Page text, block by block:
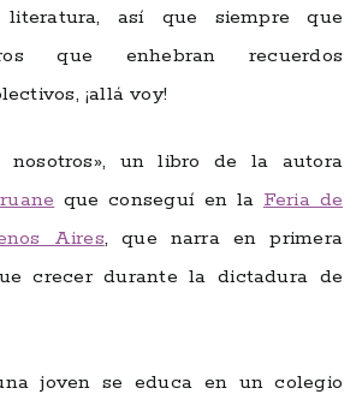
así que siempre que
que enhebran recuerdos
¡allá voy!
nosotros», un libro de la autora
que conseguí en la Feria de
Aires, que narra en primera
crecer durante la dictadura de
joven se educa en un colegio